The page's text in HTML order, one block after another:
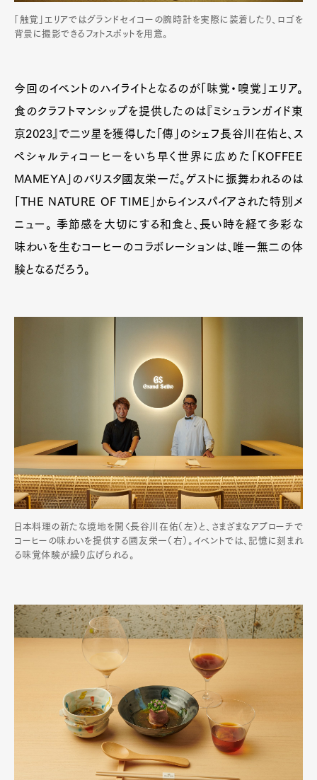
「触覚」エリアではグランドセイコーの腕時計を実際に装着したり、ロゴを
背景に撮影できるフォトスポットを用意。
今回のイベントのハイライトとなるのが「味覚・嗅覚」エリア。
食のクラフトマンシップを提供したのは『ミシュランガイド東
京2023』で二ツ星を獲得した「傳」のシェフ長谷川在佑と、ス
ペシャルティコーヒーをいち早く世界に広めた「KOFFEE
MAMEYA」のバリスタ國友栄一だ。ゲストに振舞われるのは
「THE NATURE OF TIME」からインスパイアされた特別メ
ニュー。 季節感を大切にする和食と、長い時を経て多彩な
味わいを生むコーヒーのコラボレーションは、唯一無二の体
験となるだろう。
日本料理の新たな境地を開く長谷川在佑（左）と、さまざまなアプローチで
コーヒーの味わいを提供する國友栄一（右）。イベントでは、記憶に刻まれ
る味覚体験が繰り広げられる。